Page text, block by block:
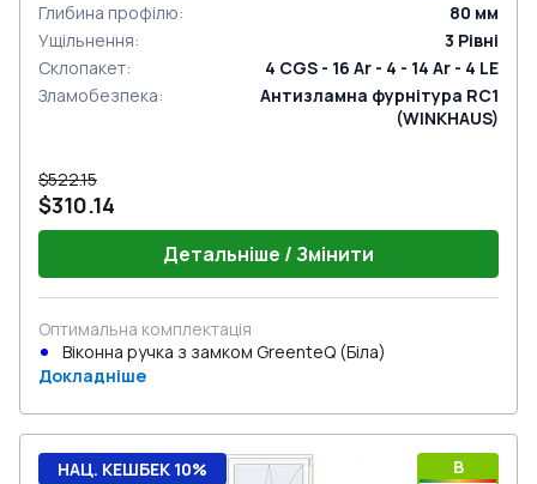
Глибина профілю: 80 мм
Ущільнення: 3 Рівні
Склопакет:
4 CGS - 16 Ar - 4 - 14 Ar - 4 LE
Зламобезпека:
Антизламна фурнітура RC1
(WINKHAUS)
$522.15
$310.14
Детальніше / Змінити
Оптимальна комплектація
Віконна ручка з замком GreenteQ (Біла)
Докладніше
B
НАЦ. КЕШБЕК 10%